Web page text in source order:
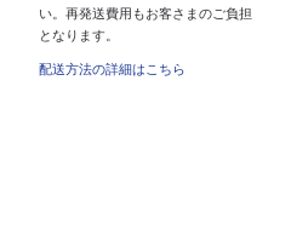
い。再発送費用もお客さまのご負担
となります。
配送方法の詳細はこちら